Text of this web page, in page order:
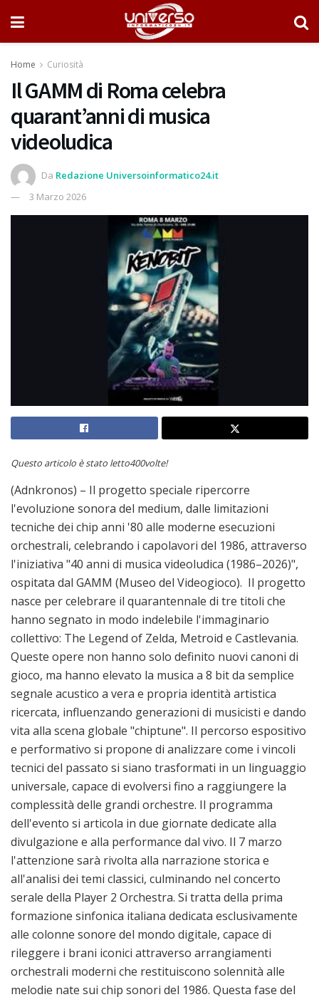
Home Curiosità
Il GAMM di Roma celebra
quarant’anni di musica
videoludica
Da Redazione Universoinformatico24.it
3 Marzo 2026
Questo articolo è stato letto400volte!
(Adnkronos) – Il progetto speciale ripercorre
l'evoluzione sonora del medium, dalle limitazioni
tecniche dei chip anni '80 alle moderne esecuzioni
orchestrali, celebrando i capolavori del 1986, attraverso
l'iniziativa "40 anni di musica videoludica (1986–2026)",
ospitata dal GAMM (Museo del Videogioco). Il progetto
nasce per celebrare il quarantennale di tre titoli che
hanno segnato in modo indelebile l'immaginario
collettivo: The Legend of Zelda, Metroid e Castlevania.
Queste opere non hanno solo definito nuovi canoni di
gioco, ma hanno elevato la musica a 8 bit da semplice
segnale acustico a vera e propria identità artistica
ricercata, influenzando generazioni di musicisti e dando
vita alla scena globale "chiptune". Il percorso espositivo
e performativo si propone di analizzare come i vincoli
tecnici del passato si siano trasformati in un linguaggio
universale, capace di evolversi fino a raggiungere la
complessità delle grandi orchestre. Il programma
dell'evento si articola in due giornate dedicate alla
divulgazione e alla performance dal vivo. Il 7 marzo
l'attenzione sarà rivolta alla narrazione storica e
all'analisi dei temi classici, culminando nel concerto
serale della Player 2 Orchestra. Si tratta della prima
formazione sinfonica italiana dedicata esclusivamente
alle colonne sonore del mondo digitale, capace di
rileggere i brani iconici attraverso arrangiamenti
orchestrali moderni che restituiscono solennità alle
melodie nate sui chip sonori del 1986. Questa fase del